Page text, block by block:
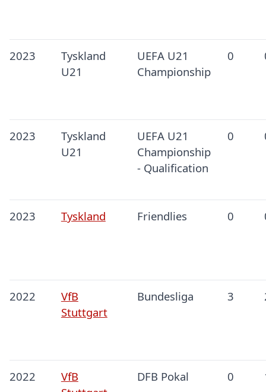
2023
Tyskland
U21
UEFA U21
Championship
0
2023
Tyskland
U21
UEFA U21
Championship
- Qualification
0
2023 Tyskland Friendlies 0
2022
VfB
Stuttgart
Bundesliga 3
2022
VfB
DFB Pokal 0